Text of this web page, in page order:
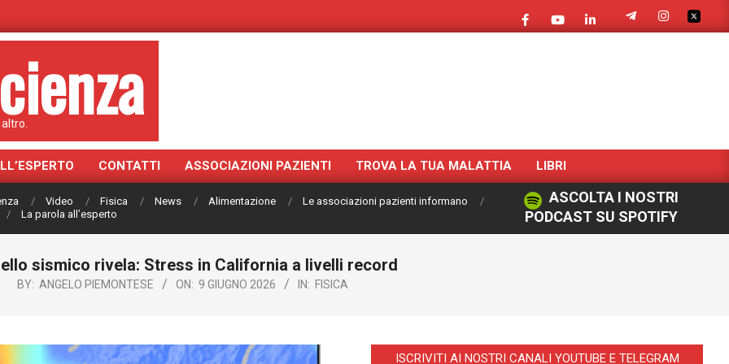
CONTATTI ASSOCIAZIONI PAZIENTI TROVA LA TUA MALATTIA LIBRI
Video Fisica News Alimentazione
Le associazioni pazienti informano
La parola all’esperto
ASCOLTA I NOSTRI
PODCAST SU SPOTIFY
sismico rivela: Stress in California a livelli record
BY: ANGELO PIEMONTESE ON: 9 GIUGNO 2026 IN: FISICA
ISCRIVITI AI NOSTRI CANALI YOUTUBE E TELEGRAM